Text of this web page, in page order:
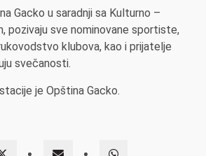
Gacko u saradnji sa Kulturno –
pozivaju sve nominovane sportiste,
klubova, kao i prijatelje
svečanosti.
je Opština Gacko.